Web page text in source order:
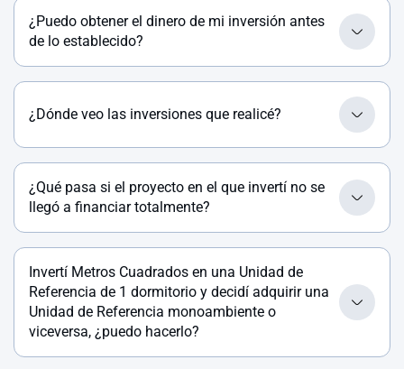
¿Puedo obtener el dinero de mi inversión antes
de lo establecido?
¿Dónde veo las inversiones que realicé?
¿Qué pasa si el proyecto en el que invertí no se
llegó a financiar totalmente?
Invertí Metros Cuadrados en una Unidad de
Referencia de 1 dormitorio y decidí adquirir una
Unidad de Referencia monoambiente o
viceversa, ¿puedo hacerlo?